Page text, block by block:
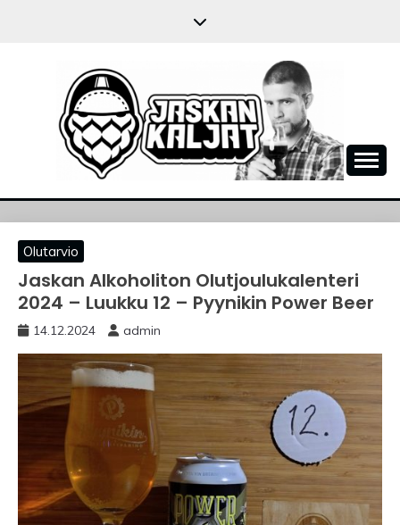
JASKANKALJAT
Olutarvio
Jaskan Alkoholiton Olutjoulukalenteri
2024 – Luukku 12 – Pyynikin Power Beer
14.12.2024 admin